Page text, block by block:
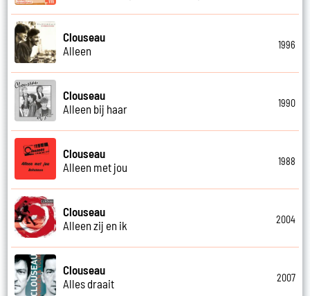
Clouseau
Alleen
1996
Clouseau
Alleen bij haar
1990
Clouseau
Alleen met jou
1988
Clouseau
Alleen zij en ik
2004
Clouseau
Alles draait
2007